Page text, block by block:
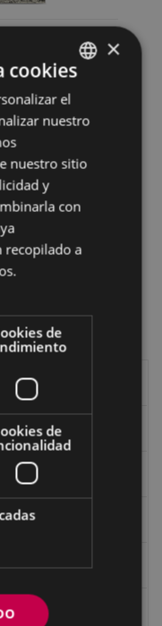
59-4BASQUE
SPANISH
×
cookies
el
nuestro
nuestro sitio
y
con
recopilado a
de
de